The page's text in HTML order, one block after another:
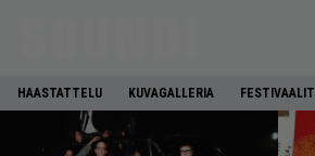
HAASTATTELU KUVAGALLERIA FESTIVAALIT